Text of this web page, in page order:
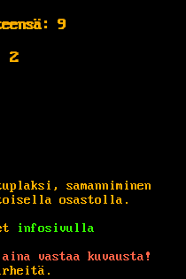
9
2
samanniminen
osastolla.
infosivulla
vastaa kuvausta!